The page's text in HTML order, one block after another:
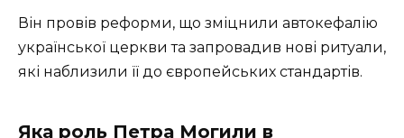
Він провів реформи, що зміцнили автокефалію
української церкви та запровадив нові ритуали,
які наблизили її до європейських стандартів.
Яка роль Петра Могили в